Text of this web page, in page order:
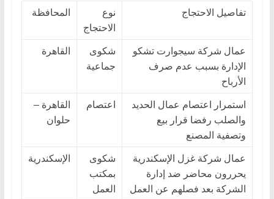
تفاصيل الاحتجاج
نوع
الاحتجاج
المحافظة
عمال شركة سيجوارت تشكو
الإدارة بسبب عدم صرف
الأرباح
شكوى
جماعية
القاهرة
استمرار اعتصام عمال الحديد
والصلب رفضا قرار بيع
وتصفية المصنع
اعتصام
القاهرة –
حلوان
عمال شركة غزل الإسكندرية
يحررون محاضر ضد إدارة
الشركة بعد فصلهم عن العمل
شكوى
بمكتب
العمل
الإسكندرية